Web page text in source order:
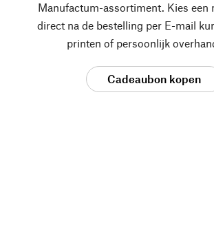
Manufactum-assortiment. Kies een
direct na de bestelling per E-mail
printen of persoonlijk
Cadeaubon kopen